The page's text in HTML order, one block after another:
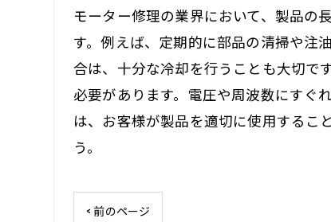
モーター修理の業界において、製品の
す。例えば、定期的に部品の清掃や注
合は、十分な冷却を行うことも大切で
必要があります。電圧や周波数にすぐ
は、お客様が製品を適切に使用するこ
う。
< 前のページ